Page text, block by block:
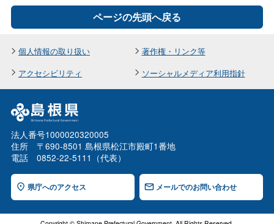
ページの先頭へ戻る
個人情報の取り扱い
著作権・リンク等
アクセシビリティ
ソーシャルメディア利用指針
法人番号1000020320005
住所 〒690-8501 島根県松江市殿町1番地
電話 0852-22-5111（代表）
県庁へのアクセス メールでのお問い合わせ